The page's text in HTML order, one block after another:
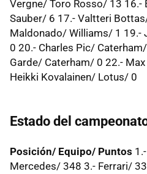
Vergne/ Toro Rosso/ 13 16.-
Sauber/ 6 17.- Valtteri
Maldonado/ Williams/ 1 19.-
0 20.- Charles Pic/
Garde/ Caterham/ 0 22.-
Heikki Kovalainen/ Lotus/ 0
Estado del
Posición/ Equipo/ Puntos
Mercedes/ 348 3.- Ferrari/